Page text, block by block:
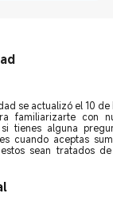
se actualizó el 10
familiarizarte con
tienes alguna
cuando aceptas
sean tratados